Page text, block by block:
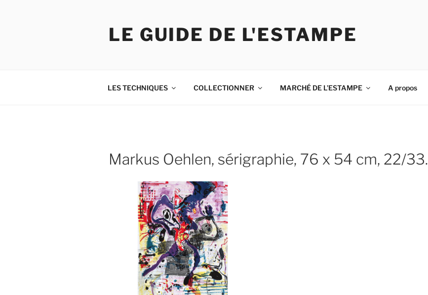
LE GUIDE DE L'ESTAMPE
LES TECHNIQUES COLLECTIONNER MARCHÉ DE L’ESTAMPE A propos
Markus Oehlen, sérigraphie, 76 x 54 cm, 22/33.